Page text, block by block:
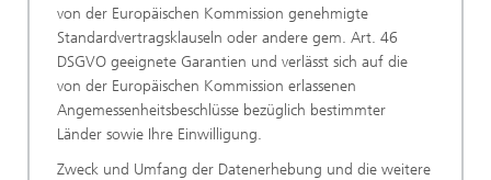
von der Europäischen Kommission genehmigte
Standardvertragsklauseln oder andere gem. Art. 46
DSGVO geeignete Garantien und verlässt sich auf die
von der Europäischen Kommission erlassenen
Angemessenheitsbeschlüsse bezüglich bestimmter
Länder sowie Ihre Einwilligung.
Zweck und Umfang der Datenerhebung und die weitere